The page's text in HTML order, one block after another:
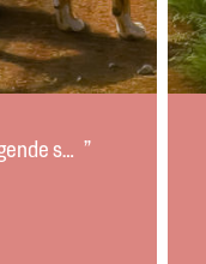
Tankevækkende og samtidig betagende smuk ”